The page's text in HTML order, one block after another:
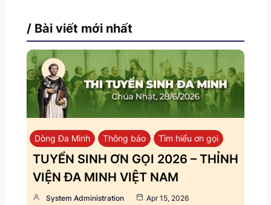
/ Bài viết mới nhất
Dòng Đa Minh Thông báo Tìm hiểu ơn gọi
TUYỂN SINH ƠN GỌI 2026 – THỈNH
VIỆN ĐA MINH VIỆT NAM
System Administration
Apr 15, 2026